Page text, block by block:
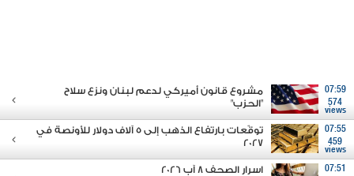
07:59
574
views
مشروع قانون أميركي لدعم لبنان ونزع سلاح
"الحزب"
07:55
459
views
توقّعات بارتفاع الذهب إلى 5 آلاف دولار للأونصة في
2027
07:51
اسرار الصحف 8 آب 2026